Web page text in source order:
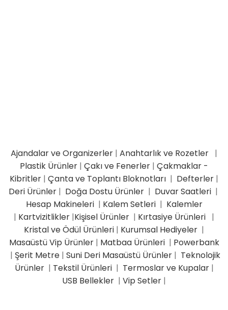
Ajandalar ve Organizerler | Anahtarlık ve Rozetler |
Plastik Ürünler | Çakı ve Fenerler | Çakmaklar -
Kibritler | Çanta ve Toplantı Bloknotları | Defterler |
Deri Ürünler| Doğa Dostu Ürünler | Duvar Saatleri |
Hesap Makineleri| Kalem Setleri| Kalemler
| Kartvizitlikler |Kişisel Ürünler | Kırtasiye Ürünleri |
Kristal ve Ödül Ürünleri | Kurumsal Hediyeler |
Masaüstü Vip Ürünler| Matbaa Ürünleri| Powerbank
| Şerit Metre| Suni Deri Masaüstü Ürünler| Teknolojik
Ürünler | Tekstil Ürünleri | Termoslar ve Kupalar|
USB Bellekler | Vip Setler |